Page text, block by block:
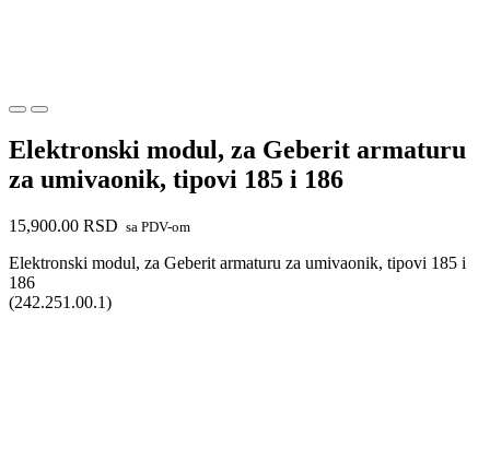
Elektronski modul, za Geberit armaturu
za umivaonik, tipovi 185 i 186
15,900.00 RSD sa PDV-om
Elektronski modul, za Geberit armaturu za umivaonik, tipovi 185 i
186
(242.251.00.1)